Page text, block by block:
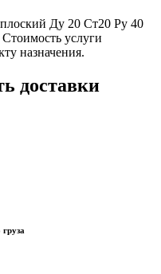
Ду 20 Ст20 Ру 40
услуги
назначения.
доставки